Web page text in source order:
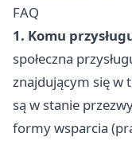
FAQ
1. Komu
społeczna
znajdującym się w
są w stanie
formy wsparcia